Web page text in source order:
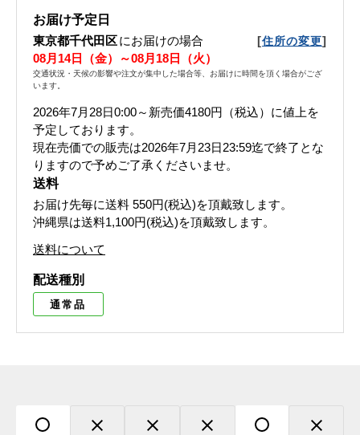
お届け予定日
東京都千代田区にお届けの場合 [住所の変更]
08月14日（金）～08月18日（火）
交通状況・天候の影響や注文が集中した場合等、お届けに時間を頂く場合がござ
います。
2026年7月28日0:00～新売価4180円（税込）に値上を
予定しております。
現在売価での販売は2026年7月23日23:59迄で終了とな
りますので予めご了承くださいませ。
送料
お届け先毎に送料 550円(税込)を頂戴致します。
沖縄県は送料1,100円(税込)を頂戴致します。
送料について
配送種別
通常品